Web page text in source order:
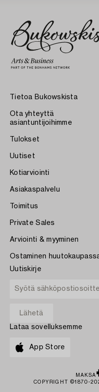
Tietoa Bukowskista
Ota yhteyttä
asiantuntijoihimme
Tulokset
Uutiset
Kotiarviointi
Asiakaspalvelu
Toimitus
Private Sales
Arviointi & myyminen
Ostaminen
Uutiskirje
Lataa sovelluksemme
App Store
MAKSA
COPYRIGHT ©1870-